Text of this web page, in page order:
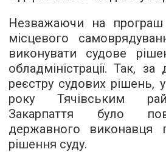
Незважаючи на програш
місцевого
виконувати судове
обладміністрації. Так,
реєстру судових рішень,
року Тячівським
Закарпаття було
державного виконавця
рішення суду.